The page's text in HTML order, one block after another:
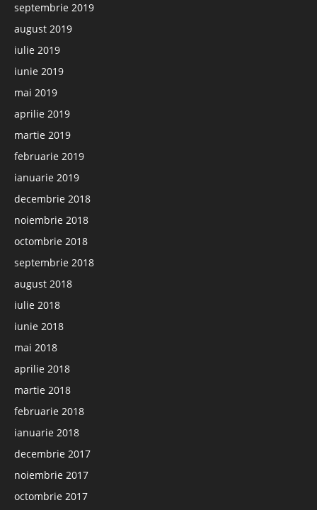
septembrie 2019
august 2019
iulie 2019
iunie 2019
mai 2019
aprilie 2019
martie 2019
februarie 2019
ianuarie 2019
decembrie 2018
noiembrie 2018
octombrie 2018
septembrie 2018
august 2018
iulie 2018
iunie 2018
mai 2018
aprilie 2018
martie 2018
februarie 2018
ianuarie 2018
decembrie 2017
noiembrie 2017
octombrie 2017